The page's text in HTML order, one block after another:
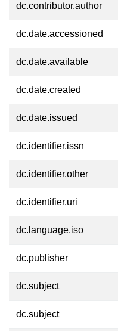
dc.contributor.author
dc.date.accessioned
dc.date.available
dc.date.created
dc.date.issued
dc.identifier.issn
dc.identifier.other
dc.identifier.uri
dc.language.iso
dc.publisher
dc.subject
dc.subject